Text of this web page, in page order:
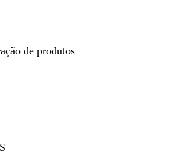
produto
de produtos